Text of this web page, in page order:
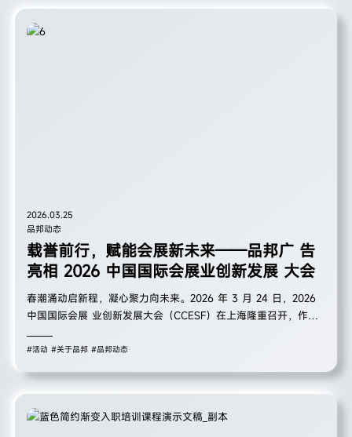
2026.03.25
品邦动态
载誉前行，赋能会展新未来——品邦广 告
亮相 2026 中国国际会展业创新发展 大会
春潮涌动启新程，凝心聚力向未来。2026 年 3 月 24 日，2026
中国国际会展 业创新发展大会（CCESF）在上海隆重召开，作
赋能、共启新程”为主题，汇聚了国家有关 部委领导、全国 50 多
球变革时代中国会展业的发展之路、破局之道，共绘行业高质量发
#活动 #关于品邦 #品邦动态